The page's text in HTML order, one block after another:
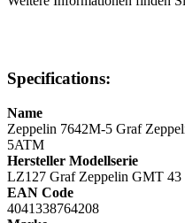
Specifications:
Name
Zeppelin 7642M-5 Graf
5ATM
Hersteller Modellserie
LZ127 Graf Zeppelin GMT 43
EAN Code
4041338764208